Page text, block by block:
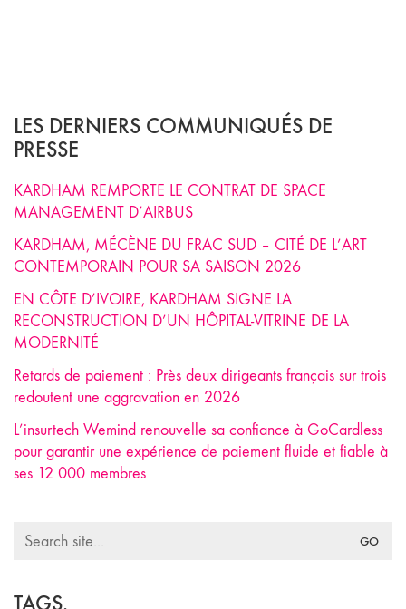
LES DERNIERS COMMUNIQUÉS DE
PRESSE
KARDHAM REMPORTE LE CONTRAT DE SPACE
MANAGEMENT D’AIRBUS
KARDHAM, MÉCÈNE DU FRAC SUD – CITÉ DE L’ART
CONTEMPORAIN POUR SA SAISON 2026
EN CÔTE D’IVOIRE, KARDHAM SIGNE LA
RECONSTRUCTION D’UN HÔPITAL-VITRINE DE LA
MODERNITÉ
Retards de paiement : Près deux dirigeants français sur trois
redoutent une aggravation en 2026
L’insurtech Wemind renouvelle sa confiance à GoCardless
pour garantir une expérience de paiement fluide et fiable à
ses 12 000 membres
Search
TAGS.